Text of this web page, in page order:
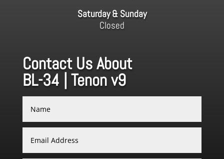
Saturday & Sunday
Closed
Contact Us About
BL-34 | Tenon v9